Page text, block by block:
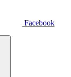
Facebook